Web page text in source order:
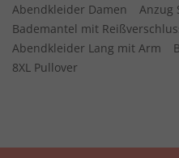
Abendkleider Damen
Anzug
Bademantel mit
Abendkleider Lang mit Arm
8XL Pullover